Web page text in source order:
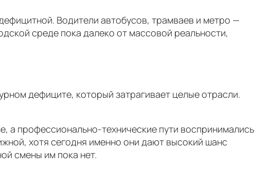
Водители автобусов, трамваев и метро —
среде пока далеко от массовой реальности,
дефиците, который затрагивает целые отрасли.
а профессионально-технические пути воспринимались
хотя сегодня именно они дают высокий шанс
смены им пока нет.